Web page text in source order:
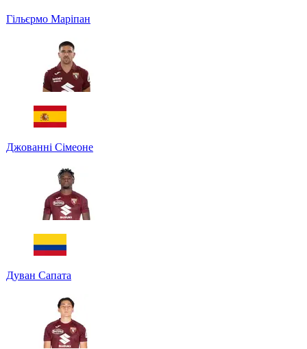
Гільєрмо Маріпан
Джованні Сімеоне
Дуван Сапата